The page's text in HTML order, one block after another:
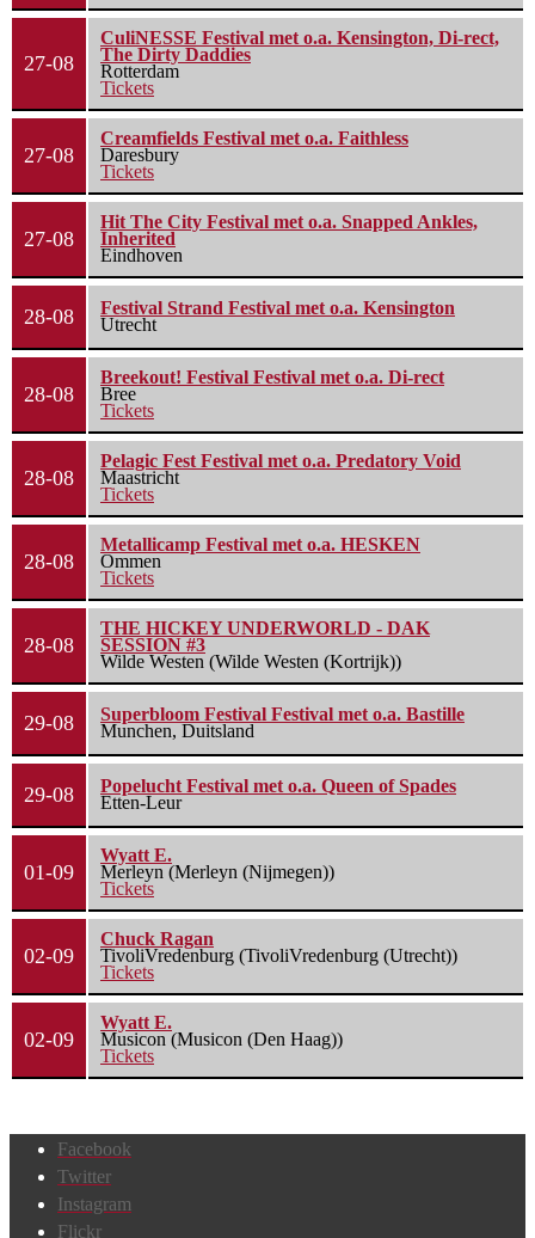
27-08
CuliNESSE Festival met o.a. Kensington, Di-rect,
The Dirty Daddies
Rotterdam
Tickets
27-08
Creamfields Festival met o.a. Faithless
Daresbury
Tickets
27-08
Hit The City Festival met o.a. Snapped Ankles,
Inherited
Eindhoven
28-08
Festival Strand Festival met o.a. Kensington
Utrecht
28-08
Breekout! Festival Festival met o.a. Di-rect
Bree
Tickets
28-08
Pelagic Fest Festival met o.a. Predatory Void
Maastricht
Tickets
28-08
Metallicamp Festival met o.a. HESKEN
Ommen
Tickets
28-08
THE HICKEY UNDERWORLD - DAK
SESSION #3
Wilde Westen (Wilde Westen (Kortrijk))
29-08
Superbloom Festival Festival met o.a. Bastille
Munchen, Duitsland
29-08
Popelucht Festival met o.a. Queen of Spades
Etten-Leur
01-09
Wyatt E.
Merleyn (Merleyn (Nijmegen))
Tickets
02-09
Chuck Ragan
TivoliVredenburg (TivoliVredenburg (Utrecht))
Tickets
02-09
Wyatt E.
Musicon (Musicon (Den Haag))
Tickets
Facebook
Twitter
Instagram
Flickr